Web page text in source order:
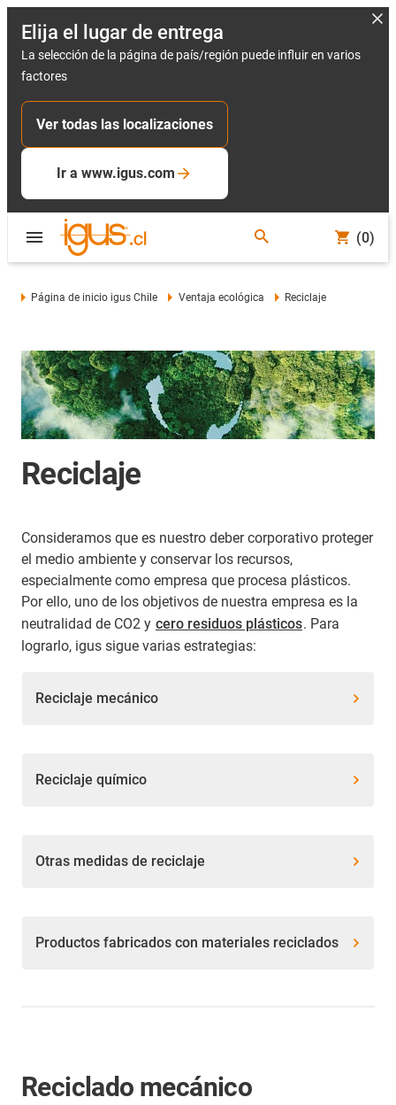
Elija el lugar de entrega
La selección de la página de país/región puede influir en varios
factores
Ver todas las localizaciones
Ir a www.igus.com
(0)
Página de inicio igus Chile Ventaja ecológica Reciclaje
Reciclaje
Consideramos que es nuestro deber corporativo proteger
el medio ambiente y conservar los recursos,
especialmente como empresa que procesa plásticos.
Por ello, uno de los objetivos de nuestra empresa es la
neutralidad de CO2 y cero residuos plásticos. Para
lograrlo, igus sigue varias estrategias:
Reciclaje mecánico
Reciclaje químico
Otras medidas de reciclaje
Productos fabricados con materiales reciclados
Reciclado mecánico